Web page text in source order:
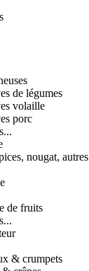
de légumes
volaille
porc
nougat, autres
de fruits
& crumpets